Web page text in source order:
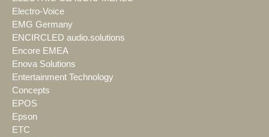
Electro-Voice
EMG Germany
ENCIRCLED audio.solutions
Encore EMEA
Enova Solutions
Entertainment Technology
Concepts
EPOS
Epson
ETC